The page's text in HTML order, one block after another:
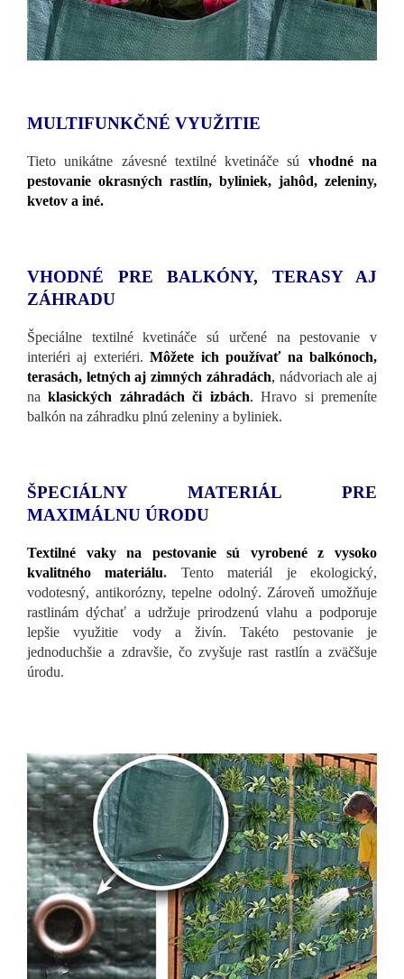
MULTIFUNKČNÉ VYUŽITIE
Tieto unikátne závesné textilné kvetináče sú vhodné na
pestovanie okrasných rastlín, byliniek, jahôd, zeleniny,
kvetov a iné.
VHODNÉ PRE BALKÓNY, TERASY AJ
ZÁHRADU
Špeciálne textilné kvetináče sú určené na pestovanie v
interiéri aj exteriéri.Môžete ich používať na balkónoch,
terasách, letných aj zimných záhradách, nádvoriach ale aj
na klasických záhradách či izbách. Hravo si premeníte
balkón na záhradku plnú zeleniny a byliniek.
ŠPECIÁLNY MATERIÁL PRE
MAXIMÁLNU ÚRODU
Textilné vaky na pestovanie sú vyrobené z vysoko
kvalitného materiálu. Tento materiál je ekologický,
vodotesný, antikorózny, tepelne odolný. Zároveň umožňuje
rastlinám dýchať a udržuje prirodzenú vlahu a podporuje
lepšie využitie vody a živín. Takéto pestovanie je
jednoduchšie a zdravšie, čo zvyšuje rast rastlín a zväčšuje
úrodu.